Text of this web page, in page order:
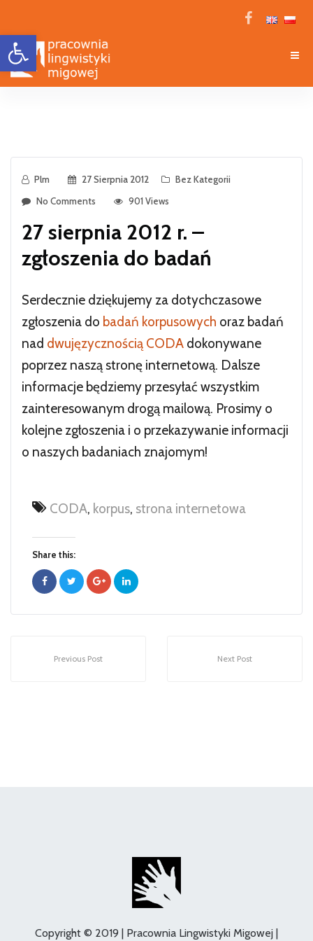
Open toolbar
Plm 27 Sierpnia 2012
Bez Kategorii
No Comments
901 Views
27 sierpnia 2012 r. –
zgłoszenia do badań
Serdecznie dziękujemy za dotychczasowe
zgłoszenia do badań korpusowych oraz badań
nad dwujęzycznością CODA dokonywane
poprzez naszą stronę internetową. Dalsze
informacje będziemy przesyłać wszystkim
zainteresowanym drogą mailową. Prosimy o
kolejne zgłoszenia i o przekazywanie informacji
o naszych badaniach znajomym!
CODA, korpus, strona internetowa
Share this:
Previous Post Next Post
Copyright © 2019 | Pracownia Lingwistyki Migowej |